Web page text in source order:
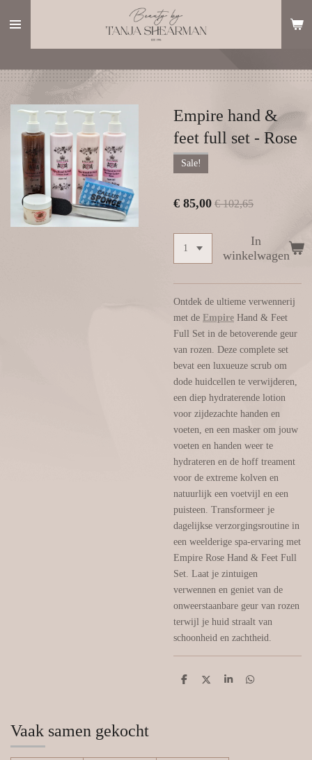
direct
hoofdinhoud
Empire hand &
feet full set - Rose
Sale!
€ 85,00 € 102,65
In
winkelwagen
Ontdek de ultieme verwennerij
met de Empire Hand & Feet
Full Set in de betoverende geur
van rozen. Deze complete set
bevat een luxueuze scrub om
dode huidcellen te verwijderen,
een diep hydraterende lotion
voor zijdezachte handen en
voeten, en een masker om jouw
voeten en handen weer te
hydrateren en de hoff treament
voor de extreme kolven en
natuurlijk een voetvijl en een
puisteen. Transformeer je
dagelijkse verzorgingsroutine in
een weelderige spa-ervaring met
Empire Rose Hand & Feet Full
Set. Laat je zintuigen
verwennen en geniet van de
onweerstaanbare geur van rozen
terwijl je huid straalt van
schoonheid en zachtheid.
D
D
S
D
Vaak samen gekocht